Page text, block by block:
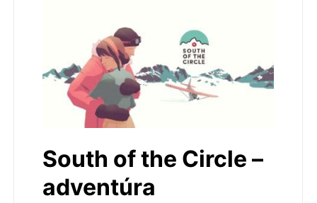
South of the Circle –
adventúra